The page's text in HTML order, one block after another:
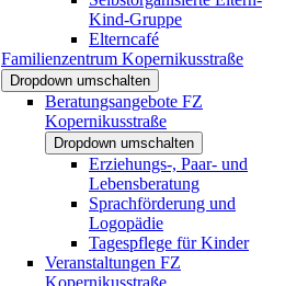
Kind-Gruppe
Elterncafé
Familienzentrum Kopernikusstraße
Dropdown umschalten
Beratungsangebote FZ
Kopernikusstraße
Dropdown umschalten
Erziehungs-, Paar- und
Lebensberatung
Sprachförderung und
Logopädie
Tagespflege für Kinder
Veranstaltungen FZ
Kopernikusstraße